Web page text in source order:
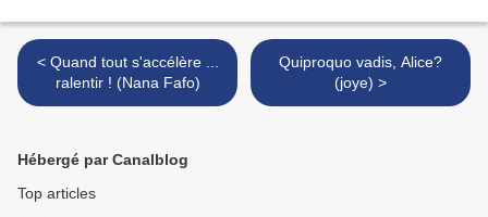
< Quand tout s'accélère ...
ralentir ! (Nana Fafo)
Quiproquo vadis, Alice?
(joye) >
Hébergé par Canalblog
Top articles